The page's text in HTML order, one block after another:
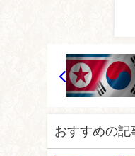
おすすめの記